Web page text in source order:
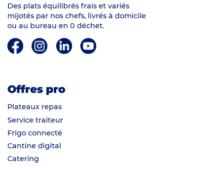
Des plats équilibrés frais et variés
mijotés par nos chefs, livrés à domicile
ou au bureau en 0 déchet.
Offres pro
Plateaux repas
Service traiteur
Frigo connecté
Cantine digital
Catering